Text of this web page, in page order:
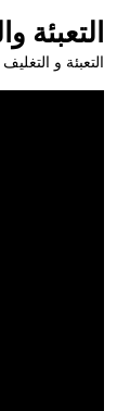
المحتوى
التعبئة
التعبئة و التغليف 01211116954 – 01211116956 – 01211116958